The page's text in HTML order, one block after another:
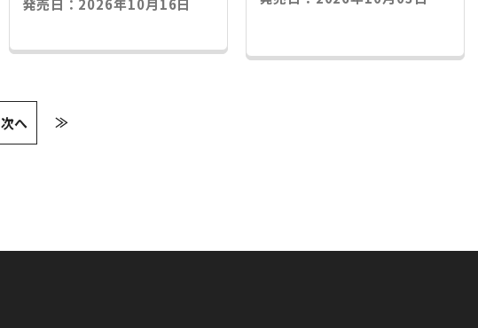
発売日：2026年10月16日
次へ ≫